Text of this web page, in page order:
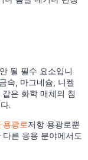
될 필수 요소입니
금속, 마그네슘, 니켈
은 화학 매체의 침
.
용광로저항 용광로뿐
른 응용 분야에서도